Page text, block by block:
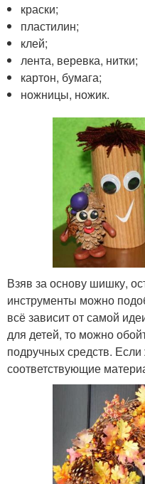
краски;
пластилин;
клей;
лента, веревка, нитки;
картон, бумага;
ножницы, ножик.
Взяв за основу шишку,
инструменты можно
всё зависит от самой
для детей, то можно
подручных средств. Если
соответствующие